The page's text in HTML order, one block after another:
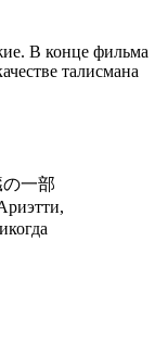
В конце фильма
талисмана
一部